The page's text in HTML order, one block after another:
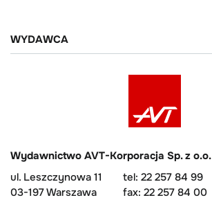
WYDAWCA
Wydawnictwo AVT-Korporacja Sp. z o.o.
ul. Leszczynowa 11
03-197 Warszawa
tel: 22 257 84 99
fax: 22 257 84 00